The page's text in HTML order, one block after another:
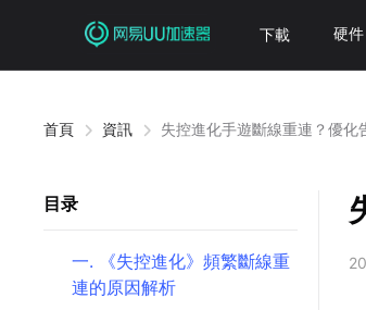
下載 硬件
首頁 資訊 失控進化手遊斷線重連？優化
目录
一. 《失控進化》頻繁斷線重
連的原因解析